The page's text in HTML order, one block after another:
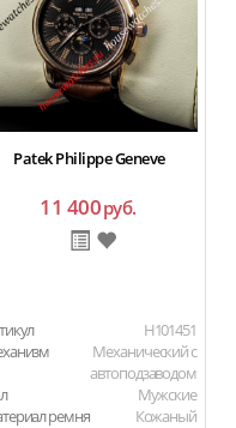
Patek Philippe Geneve
11 400руб.
H101451
Механический с
автоподзаводом
Мужские
ремня
Кожаный